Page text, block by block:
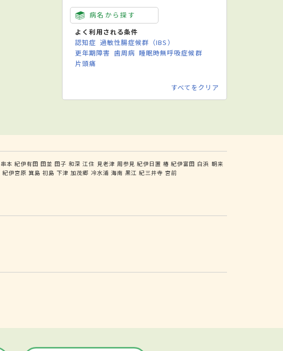
病名から探す
よく利用される条件
認知症 過敏性腸症候群（IBS）
更年期障害 歯周病 睡眠時無呼吸症候群
片頭痛
すべてをクリア
串本 紀伊有田 田並 田子 和深 江住 見老津 周参見 紀伊日置 椿 紀伊富田 白浜 朝来
紀伊宮原 箕島 初島 下津 加茂郷 冷水浦 海南 黒江 紀三井寺 宮前